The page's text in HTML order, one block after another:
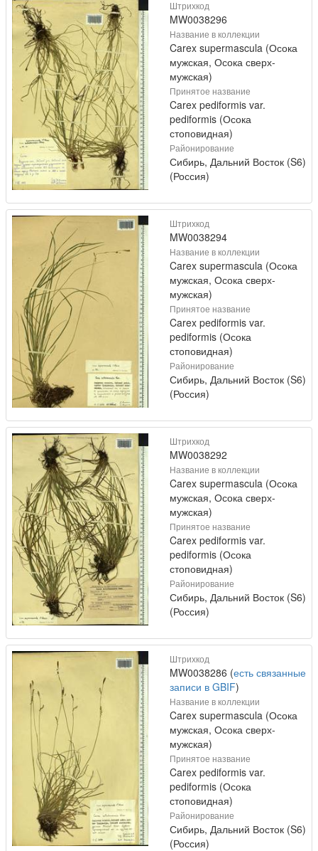
Штрихкод
MW0038296
Название в коллекции
Carex supermascula (Осока
мужская, Осока сверх-
мужская)
Принятое название
Carex pediformis var.
pediformis (Осока
стоповидная)
Районирование
Сибирь, Дальний Восток (S6)
(Россия)
Штрихкод
MW0038294
Название в коллекции
Carex supermascula (Осока
мужская, Осока сверх-
мужская)
Принятое название
Carex pediformis var.
pediformis (Осока
стоповидная)
Районирование
Сибирь, Дальний Восток (S6)
(Россия)
Штрихкод
MW0038292
Название в коллекции
Carex supermascula (Осока
мужская, Осока сверх-
мужская)
Принятое название
Carex pediformis var.
pediformis (Осока
стоповидная)
Районирование
Сибирь, Дальний Восток (S6)
(Россия)
Штрихкод
MW0038286 (есть связанные
записи в GBIF)
Название в коллекции
Carex supermascula (Осока
мужская, Осока сверх-
мужская)
Принятое название
Carex pediformis var.
pediformis (Осока
стоповидная)
Районирование
Сибирь, Дальний Восток (S6)
(Россия)